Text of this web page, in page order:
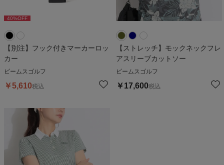
40%OFF 40
【別注】フック付きマーカーロッ
カー
ビームスゴルフ
￥5,610税込
【ストレッチ】モックネックフレ
アスリーブカットソー
ビームスゴルフ
￥ 17,600税込